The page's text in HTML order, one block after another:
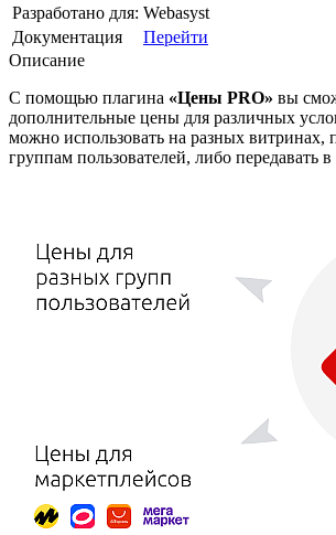
Разработано для: Webasyst
Документация
Перейти
Описание
C помощью плагина «Цены PRO» вы
дополнительные цены для различных
можно использовать на разных витринах,
группам пользователей, либо передавать